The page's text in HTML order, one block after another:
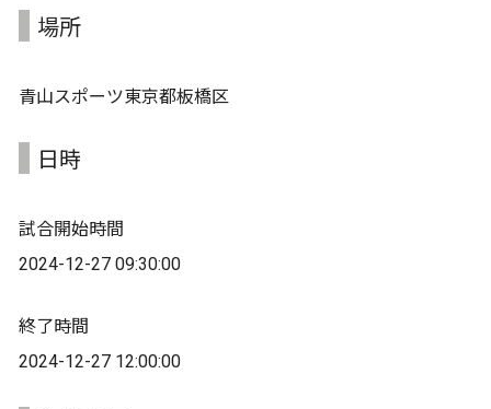
場所
青山スポーツ東京都板橋区
日時
試合開始時間
2024-12-27 09:30:00
終了時間
2024-12-27 12:00:00